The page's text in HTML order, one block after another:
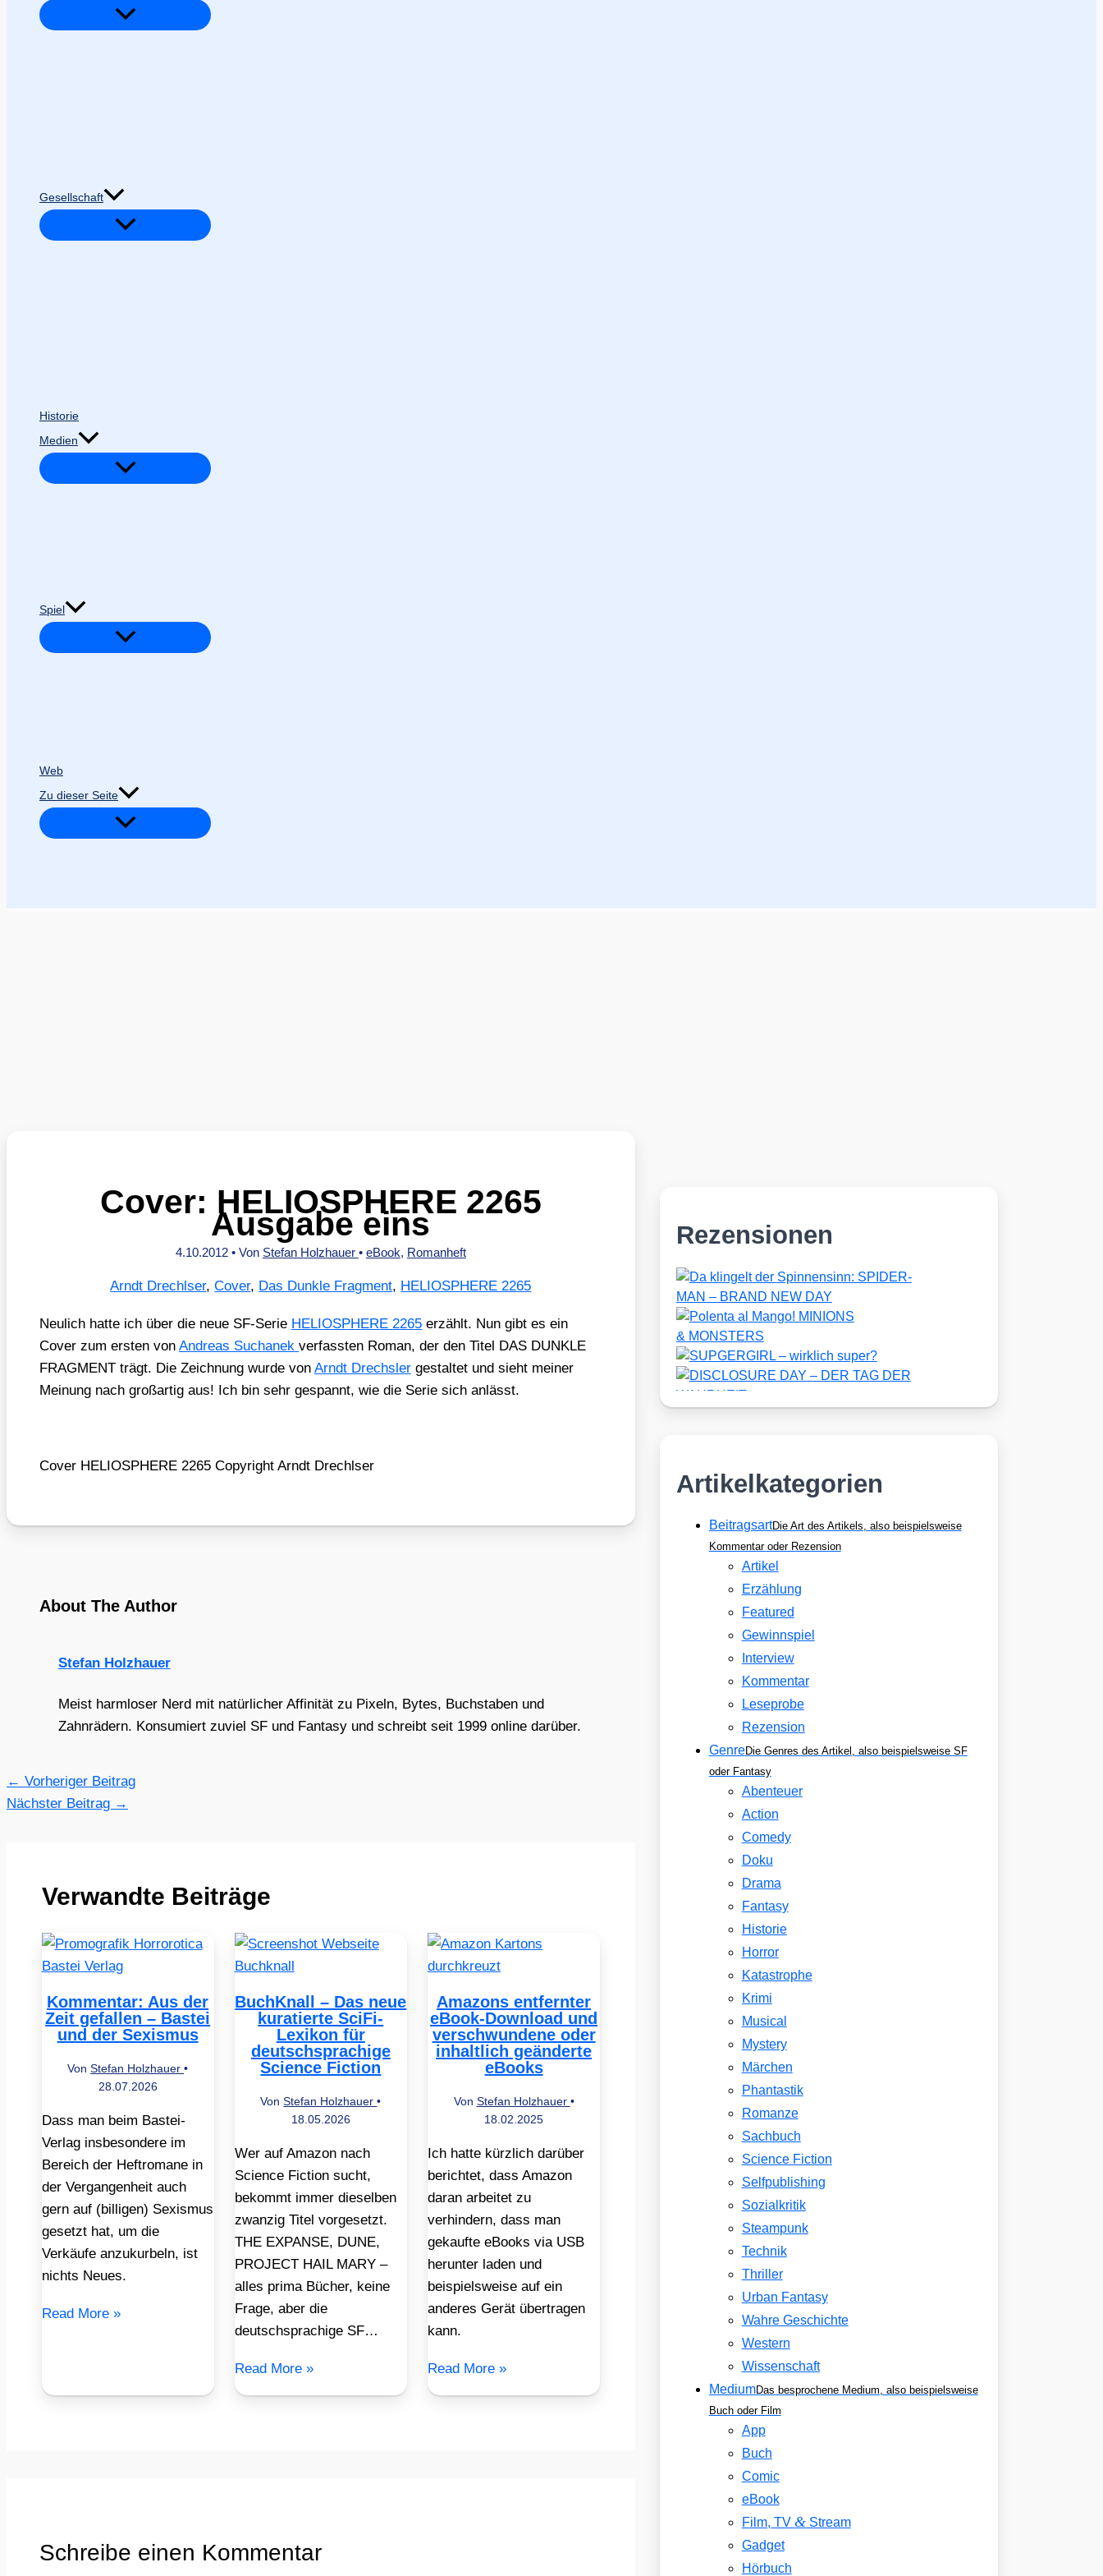
Gesellschaft
Historie
Medien
Spiel
Web
Zu dieser Seite
Cover: HELIOSPHERE 2265
Ausgabe eins
4.10.2012 • Von Stefan Holzhauer • eBook, Romanheft
Arndt Drechlser,Cover, Das Dunkle Fragment, HELIOSPHERE 2265
Neu­lich hat­te ich über die neue SF-Serie HELIOSPHERE 2265 erzählt. Nun gibt es ein
Cover zum ers­ten von Andre­as Sucha­nek ver­fass­ten Roman, der den Titel DAS DUNKLE
FRAGMENT trägt. Die Zeich­nung wur­de von Arndt Drechs­ler gestal­tet und sieht mei­ner
Mei­nung nach groß­ar­tig aus! Ich bin sehr gespannt, wie die Serie sich anlässt.
Cover HELIOSPHERE 2265 Copy­right Arndt Drechlser
About The Author
Stefan Holzhauer
Meist harmloser Nerd mit natürlicher Affinität zu Pixeln, Bytes, Buchstaben und
Zahnrädern. Konsumiert zuviel SF und Fantasy und schreibt seit 1999 online darüber.
← Vorheriger Beitrag
Nächster Beitrag →
Verwandte Beiträge
Kommentar: Aus der
Zeit gefallen – Bastei
und der Sexismus
VonStefan Holzhauer•
28.07.2026
Dass man beim Bastei-
Verlag insbesondere im
Bereich der Heftromane in
der Vergangenheit auch
gern auf (billigen) Sexismus
gesetzt hat, um die
Verkäufe anzukurbeln, ist
nichts Neues.
Read More »
BuchKnall – Das neue
kuratierte SciFi-
Lexikon für
deutschsprachige
Science Fiction
VonStefan Holzhauer•
18.05.2026
Wer auf Amazon nach
Science Fiction sucht,
bekommt immer dieselben
zwanzig Titel vorgesetzt.
THE EXPANSE, DUNE,
PROJECT HAIL MARY –
alles prima Bücher, keine
Frage, aber die
deutschsprachige SF…
Read More »
Amazons entfernter
eBook-Download und
verschwundene oder
inhaltlich geänderte
eBooks
Von Stefan Holzhauer •
18.02.2025
Ich hatte kürzlich darüber
berichtet, dass Amazon
daran arbeitet zu
verhindern, dass man
gekaufte eBooks via USB
herunter laden und
beispielsweise auf ein
anderes Gerät übertragen
kann.
Read More »
Schreibe einen Kommentar
Rezensionen
Artikelkategorien
BeitragsartDie Art des Artikels, also beispielsweise
Kommentar oder Rezension
Artikel
Erzählung
Featured
Gewinnspiel
Interview
Kommentar
Leseprobe
Rezension
GenreDie Genres des Artikel, also beispielsweise SF
oder Fantasy
Abenteuer
Action
Comedy
Doku
Drama
Fantasy
Historie
Horror
Katastrophe
Krimi
Musical
Mystery
Märchen
Phantastik
Romanze
Sachbuch
Science Fiction
Selfpublishing
Sozialkritik
Steampunk
Technik
Thriller
Urban Fantasy
Wahre Geschichte
Western
Wissenschaft
MediumDas besprochene Medium, also beispielsweise
Buch oder Film
App
Buch
Comic
eBook
Film, TV &Stream
Gadget
Hörbuch